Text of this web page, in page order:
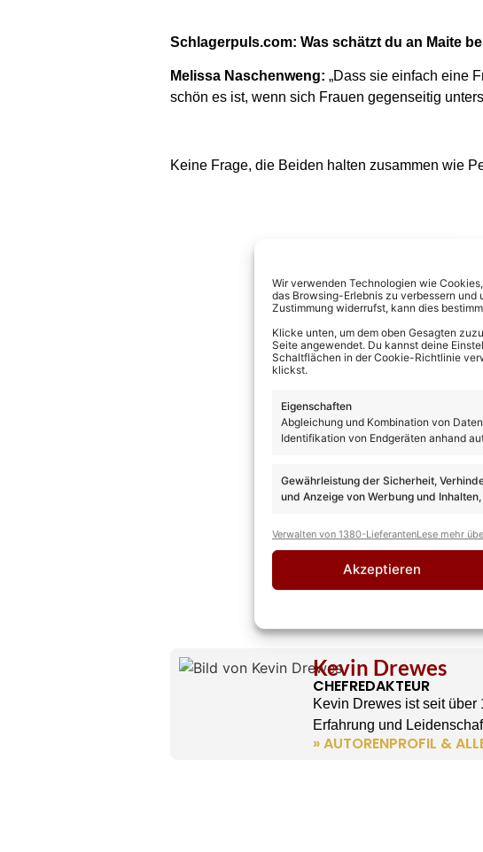
Wir verwenden Technologien wie
das Browsing-Erlebnis zu verbessern und
Zustimmung widerrufst, kann dies
Klicke unten, um dem oben Gesagten
Seite angewendet. Du kannst deine
Schaltflächen in der Cookie-Richtlinie
klickst.
Eigenschaften
Abgleichung und Kombination von
Identifikation von Endgeräten anhand
Gewährleistung der Sicherheit,
und Anzeige von Werbung und
Verwalten von 1380-LieferantenLese mehr
Akzeptieren
Schlagerpuls.com: Was schätzt du an Maite
Melissa Naschenweng: „Dass sie einfach eine
schön es ist, wenn sich Frauen gegenseitig
Keine Frage, die Beiden halten zusammen wie
Kevin Drewes
CHEFREDAKTEUR
Kevin Drewes ist seit
Erfahrung und
» AUTORENPROFIL &